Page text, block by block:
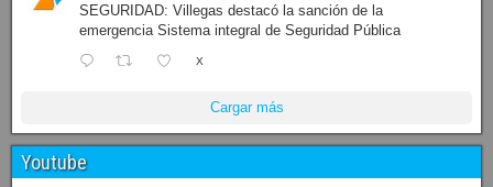
SEGURIDAD: Villegas destacó la sanción de la
emergencia Sistema integral de Seguridad Pública
X
Cargar más
Youtube